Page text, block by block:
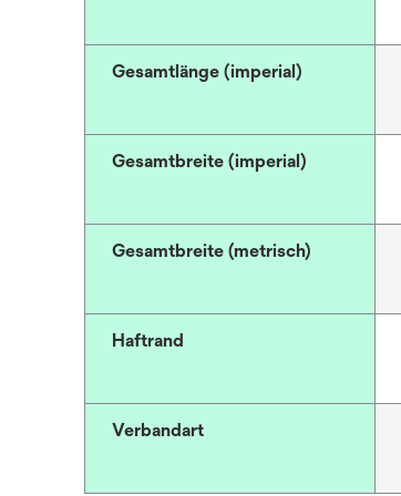
Gesamtlänge (imperial)
Gesamtbreite (imperial)
Gesamtbreite (metrisch)
Haftrand
Verbandart